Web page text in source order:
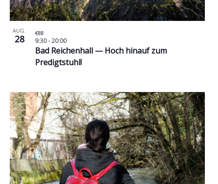
AUG.
28
Bad Reichenhall — Hoch hinauf zum
Predigtstuhl!
9:30-20:00
€88